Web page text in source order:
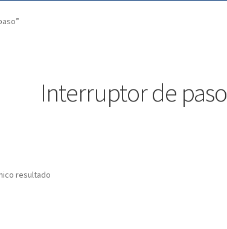
Interruptor de paso
resultado